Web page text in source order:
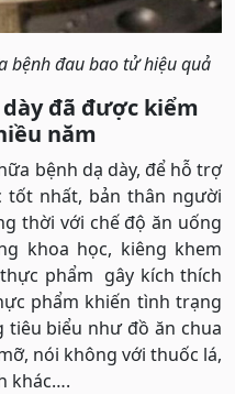
bệnh đau bao tử hiệu quả
đã được kiểm
năm
bệnh dạ dày, để hỗ trợ
nhất, bản thân người
thời với chế độ ăn uống
khoa học, kiêng khem
phẩm gây kích thích
phẩm khiến tình trạng
biểu như đồ ăn chua
nói không với thuốc lá,
khác….